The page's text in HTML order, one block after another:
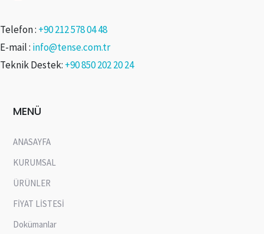
Telefon : +90 212 578 04 48
E-mail : info@tense.com.tr
Teknik Destek: +90 850 202 20 24
MENÜ
ANASAYFA
KURUMSAL
ÜRÜNLER
FİYAT LİSTESİ
Dokümanlar